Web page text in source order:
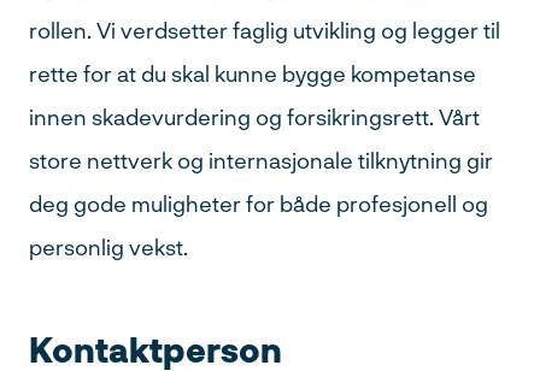
rollen. Vi verdsetter faglig utvikling og legger til
rette for at du skal kunne bygge kompetanse
innen skadevurdering og forsikringsrett. Vårt
store nettverk og internasjonale tilknytning gir
deg gode muligheter for både profesjonell og
personlig vekst.
Kontaktperson